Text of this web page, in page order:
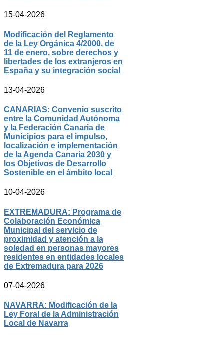
15-04-2026
Modificación del Reglamento
de la Ley Orgánica 4/2000, de
11 de enero, sobre derechos y
libertades de los extranjeros en
España y su integración social
13-04-2026
CANARIAS: Convenio suscrito
entre la Comunidad Autónoma
y la Federación Canaria de
Municipios para el impulso,
localización e implementación
de la Agenda Canaria 2030 y
los Objetivos de Desarrollo
Sostenible en el ámbito local
10-04-2026
EXTREMADURA: Programa de
Colaboración Económica
Municipal del servicio de
proximidad y atención a la
soledad en personas mayores
residentes en entidades locales
de Extremadura para 2026
07-04-2026
NAVARRA: Modificación de la
Ley Foral de la Administración
Local de Navarra